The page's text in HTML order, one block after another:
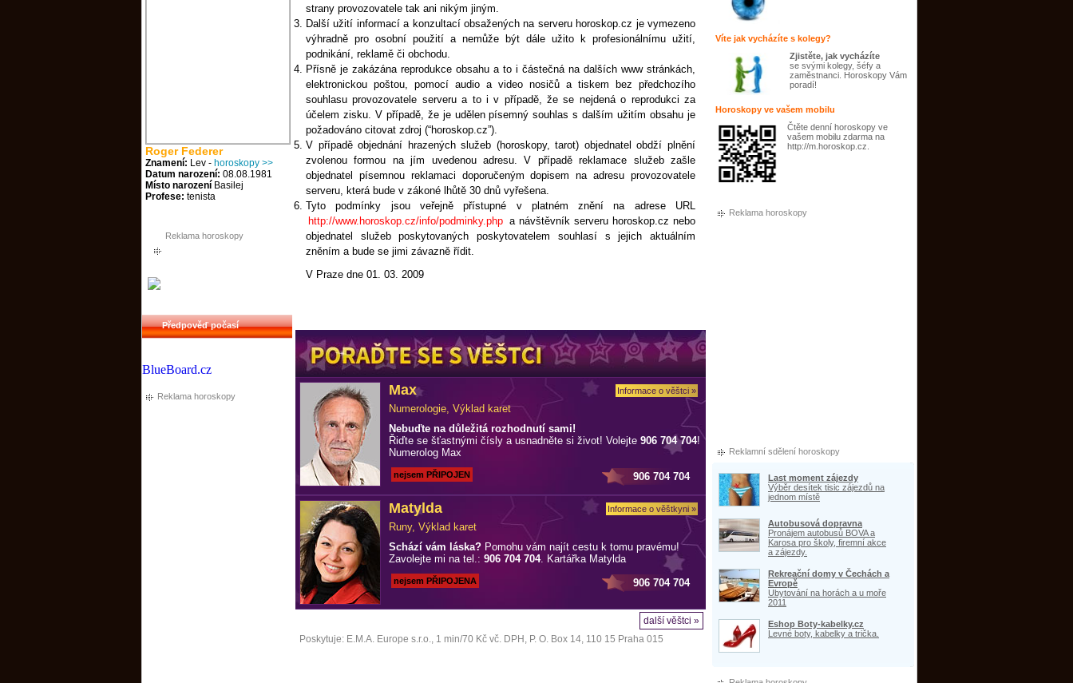
Roger Federer
Znamení: Lev - horoskopy >>
Datum narození: 08.08.1981
Místo narození Basilej
Profese: tenista
Reklama horoskopy
Předpověď počasí
BlueBoard.cz
Reklama horoskopy
strany provozovatele tak ani nikým jiným.
Další užití informací a konzultací obsažených na serveru horoskop.cz je vymezeno
výhradně pro osobní použití a nemůže být dále užito k profesionálnímu užití,
podnikání, reklamě či obchodu.
Přísně je zakázána reprodukce obsahu a to i částečná na dalších www stránkách,
elektronickou poštou, pomocí audio a video nosičů a tiskem bez předchozího
souhlasu provozovatele serveru a to i v případě, že se nejdená o reprodukci za
účelem zisku. V případě, že je udělen písemný souhlas s dalším užitím obsahu je
požadováno citovat zdroj (“horoskop.cz”).
V případě objednání hrazených služeb (horoskopy, tarot) objednatel obdží plnění
zvolenou formou na jím uvedenou adresu. V případě reklamace služeb zašle
objednatel písemnou reklamaci doporučeným dopisem na adresu provozovatele
serveru, která bude v zákoné lhůtě 30 dnů vyřešena.
Tyto podmínky jsou veřejně přístupné v platném znění na adrese URL
http://www.horoskop.cz/info/podminky.php a návštěvník serveru horoskop.cz nebo
objednatel služeb poskytovaných poskytovatelem souhlasí s jejich aktuálním
zněním a bude se jimi závazně řídit.
V Praze dne 01. 03. 2009
Max
Numerologie, Výklad karet
Informace o věštci »
Nebuďte na důležitá rozhodnutí sami!
Řiďte se šťastnými čísly a usnadněte si život! Volejte 906 704 704!
Numerolog Max
nejsem PŘIPOJEN 906 704 704
Matylda
Runy, Výklad karet
Informace o věštkyni »
Schází vám láska? Pomohu vám najít cestu k tomu pravému!
Zavolejte mi na tel.: 906 704 704. Kartářka Matylda
nejsem PŘIPOJENA 906 704 704
další věštci »
Poskytuje: E.M.A. Europe s.r.o., 1 min/70 Kč vč. DPH, P. O. Box 14, 110 15 Praha 015
Víte jak vycházíte s kolegy?
Zjistěte, jak vycházíte
se svými kolegy, šéfy a
zaměstnanci. Horoskopy Vám
poradí!
Horoskopy ve vašem mobilu
Čtěte denní horoskopy ve
vašem mobilu zdarma na
http://m.horoskop.cz.
Reklama horoskopy
Reklamní sdělení horoskopy
Last moment zájezdy
Výběr desítek tisic zájezdů na
jednom místě
Autobusová dopravna
Pronájem autobusů BOVA a
Karosa pro školy, firemní akce
a zájezdy.
Rekreační domy v Čechách a
Evropě
Ubytování na horách a u moře
2011
Eshop Boty-kabelky.cz
Levné boty, kabelky a trička.